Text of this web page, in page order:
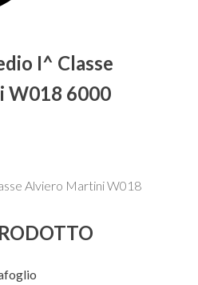
I^ Classe
W018 6000
Alviero Martini W018